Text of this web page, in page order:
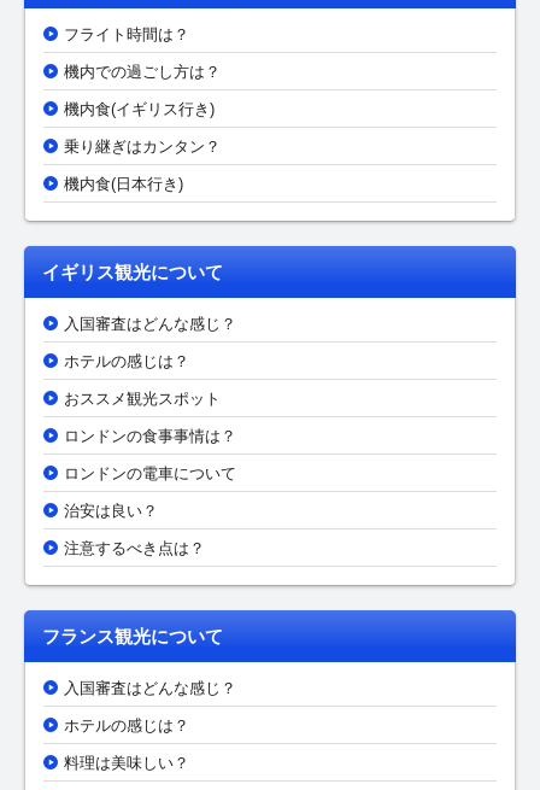
フライト時間は？
機内での過ごし方は？
機内食(イギリス行き)
乗り継ぎはカンタン？
機内食(日本行き)
イギリス観光について
入国審査はどんな感じ？
ホテルの感じは？
おススメ観光スポット
ロンドンの食事事情は？
ロンドンの電車について
治安は良い？
注意するべき点は？
フランス観光について
入国審査はどんな感じ？
ホテルの感じは？
料理は美味しい？